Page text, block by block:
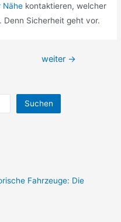
Nähe kontaktieren, welcher
Denn Sicherheit geht vor.
weiter →
Suchen
Fahrzeuge: Die